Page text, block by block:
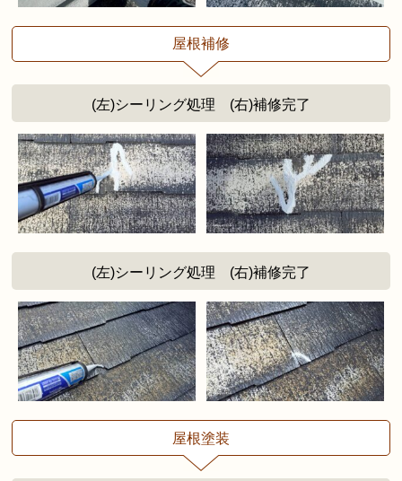
屋根補修
(左)シーリング処理 (右)補修完了
(左)シーリング処理 (右)補修完了
屋根塗装